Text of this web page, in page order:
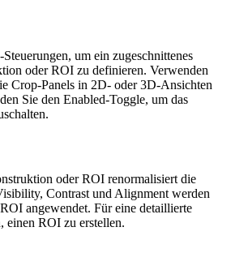
um ein zugeschnittenes
oder ROI zu definieren. Verwenden
Crop-Panels in 2D- oder 3D-Ansichten
Sie den Enabled-Toggle, um das
oder ROI renormalisiert die
Contrast und Alignment werden
angewendet. Für eine detaillierte
einen ROI zu erstellen.